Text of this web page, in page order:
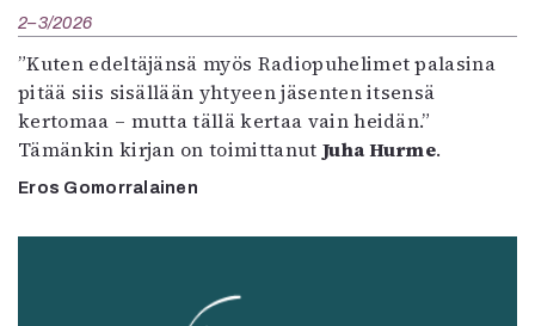
2–3/2026
”Kuten edeltäjänsä myös Radiopuhelimet palasina
pitää siis sisällään yhtyeen jäsenten itsensä
kertomaa – mutta tällä kertaa vain heidän.”
Tämänkin kirjan on toimittanut Juha Hurme.
Eros Gomorralainen